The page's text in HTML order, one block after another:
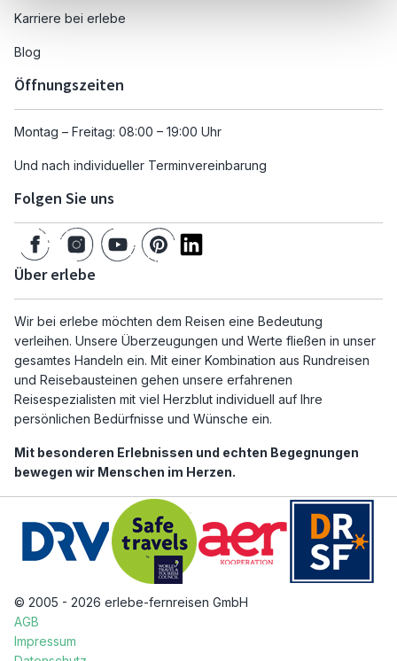
Karriere bei erlebe
Blog
Öffnungszeiten
Montag – Freitag: 08:00 – 19:00 Uhr
Und nach individueller Terminvereinbarung
Folgen Sie uns
Über erlebe
Wir bei erlebe möchten dem Reisen eine Bedeutung
verleihen. Unsere Überzeugungen und Werte fließen in unser
gesamtes Handeln ein. Mit einer Kombination aus Rundreisen
und Reisebausteinen gehen unsere erfahrenen
Reisespezialisten mit viel Herzblut individuell auf Ihre
persönlichen Bedürfnisse und Wünsche ein.
Mit besonderen Erlebnissen und echten Begegnungen
bewegen wir Menschen im Herzen.
© 2005 - 2026 erlebe-fernreisen GmbH
AGB
Impressum